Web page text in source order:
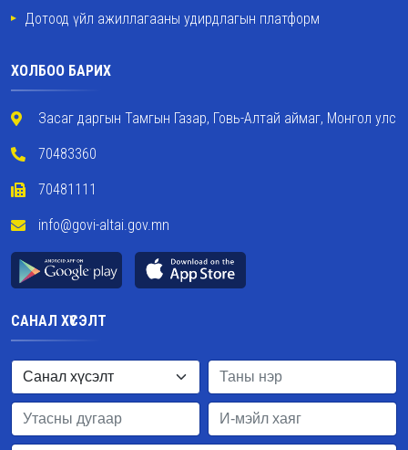
Дотоод үйл ажиллагааны удирдлагын платформ
ХОЛБОО БАРИХ
Засаг даргын Тамгын Газар, Говь-Алтай аймаг, Монгол улс
70483360
70481111
info@govi-altai.gov.mn
САНАЛ ХҮСЭЛТ